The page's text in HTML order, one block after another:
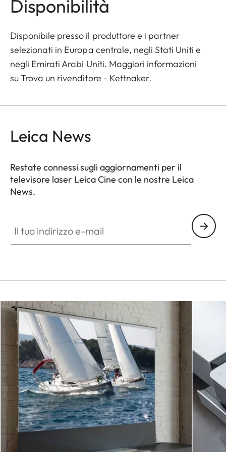
Disponibilità
Disponibile presso il produttore e i partner
selezionati in Europa centrale, negli Stati Uniti e
negli Emirati Arabi Uniti. Maggiori informazioni
suTrova un rivenditore - Kettnaker.
Leica News
Restate connessi sugli aggiornamenti per il
televisore laser Leica Cine con le nostre Leica
News.